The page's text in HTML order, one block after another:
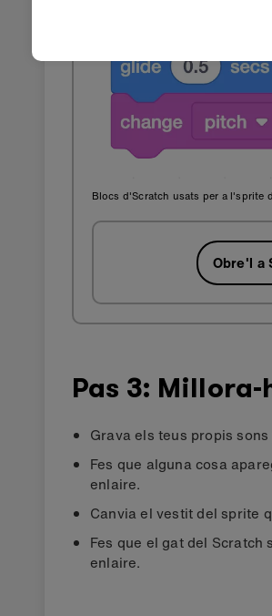
Blocs d'Scratch usats per a l'sprite
Obre'l a
Pas 3: Millora-
Grava els teus propis
Fes que alguna cosa
enlaire.
Canvia el vestit del sprite
Fes que el gat del
enlaire.